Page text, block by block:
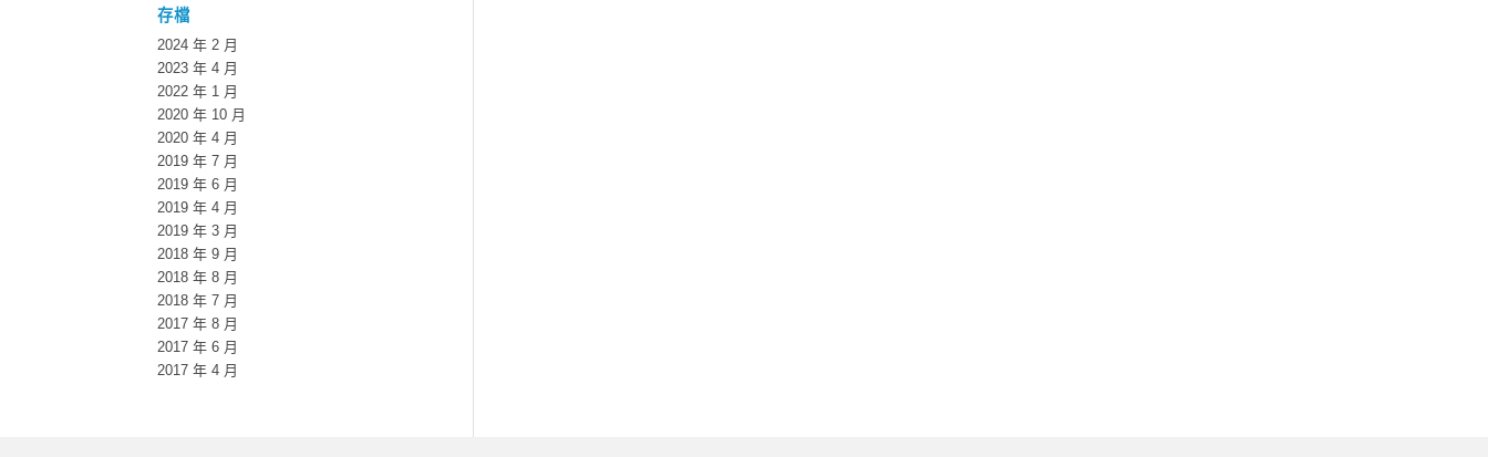
存檔
2024 年 2 月
2023 年 4 月
2022 年 1 月
2020 年 10 月
2020 年 4 月
2019 年 7 月
2019 年 6 月
2019 年 4 月
2019 年 3 月
2018 年 9 月
2018 年 8 月
2018 年 7 月
2017 年 8 月
2017 年 6 月
2017 年 4 月